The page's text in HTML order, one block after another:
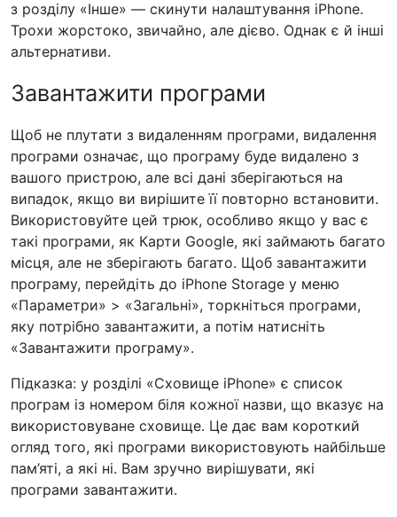
з розділу «Інше» — скинути налаштування iPhone.
Трохи жорстоко, звичайно, але дієво. Однак є й інші
альтернативи.
Завантажити програми
Щоб не плутати з видаленням програми, видалення
програми означає, що програму буде видалено з
вашого пристрою, але всі дані зберігаються на
випадок, якщо ви вирішите її повторно встановити.
Використовуйте цей трюк, особливо якщо у вас є
такі програми, як Карти Google, які займають багато
місця, але не зберігають багато. Щоб завантажити
програму, перейдіть до iPhone Storage у меню
«Параметри» > «Загальні», торкніться програми,
яку потрібно завантажити, а потім натисніть
«Завантажити програму».
Підказка: у розділі «Сховище iPhone» є список
програм із номером біля кожної назви, що вказує на
використовуване сховище. Це дає вам короткий
огляд того, які програми використовують найбільше
пам’яті, а які ні. Вам зручно вирішувати, які
програми завантажити.